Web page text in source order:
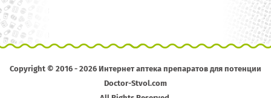
Copyright © 2016 - 2026 Интернет аптека препаратов для потенции
Doctor-Stvol.com